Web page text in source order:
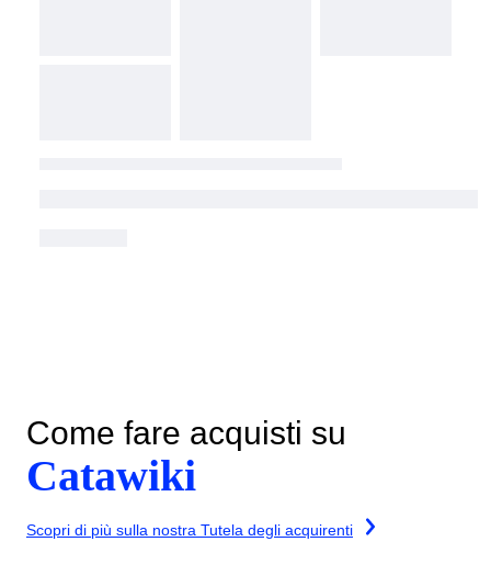
Come fare acquisti su
Catawiki
Scopri di più sulla nostra Tutela degli acquirenti